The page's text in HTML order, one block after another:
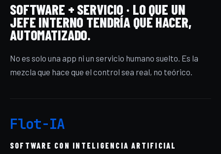
SOFTWARE + SERVICIO · LO QUE UN
JEFE INTERNO TENDRÍA QUE HACER,
AUTOMATIZADO.
No es solo una app ni un servicio humano suelto. Es la
mezcla que hace que el control sea real, no teórico.
Flot-IA
SOFTWARE CON INTELIGENCIA ARTIFICIAL